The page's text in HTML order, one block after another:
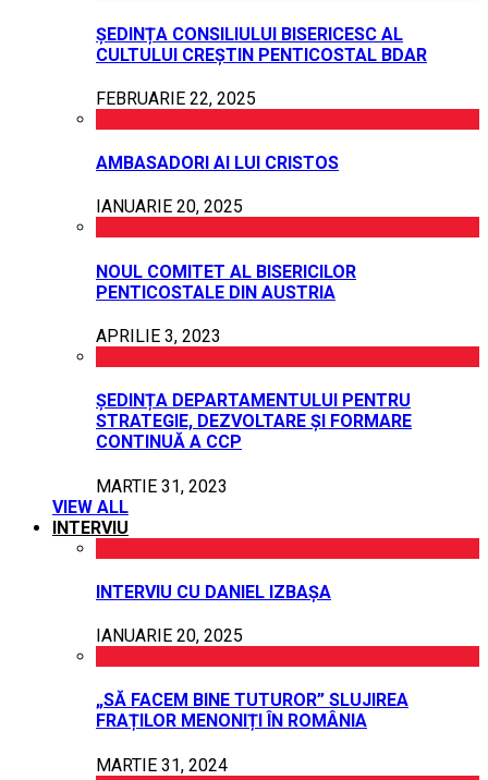
ȘEDINȚA CONSILIULUI BISERICESC AL
CULTULUI CREȘTIN PENTICOSTAL BDAR
FEBRUARIE 22, 2025
AMBASADORI AI LUI CRISTOS
IANUARIE 20, 2025
NOUL COMITET AL BISERICILOR
PENTICOSTALE DIN AUSTRIA
APRILIE 3, 2023
ȘEDINȚA DEPARTAMENTULUI PENTRU
STRATEGIE, DEZVOLTARE ȘI FORMARE
CONTINUĂ A CCP
MARTIE 31, 2023
VIEW ALL
INTERVIU
INTERVIU CU DANIEL IZBAȘA
IANUARIE 20, 2025
„SĂ FACEM BINE TUTUROR” SLUJIREA
FRAȚILOR MENONIȚI ÎN ROMÂNIA
MARTIE 31, 2024